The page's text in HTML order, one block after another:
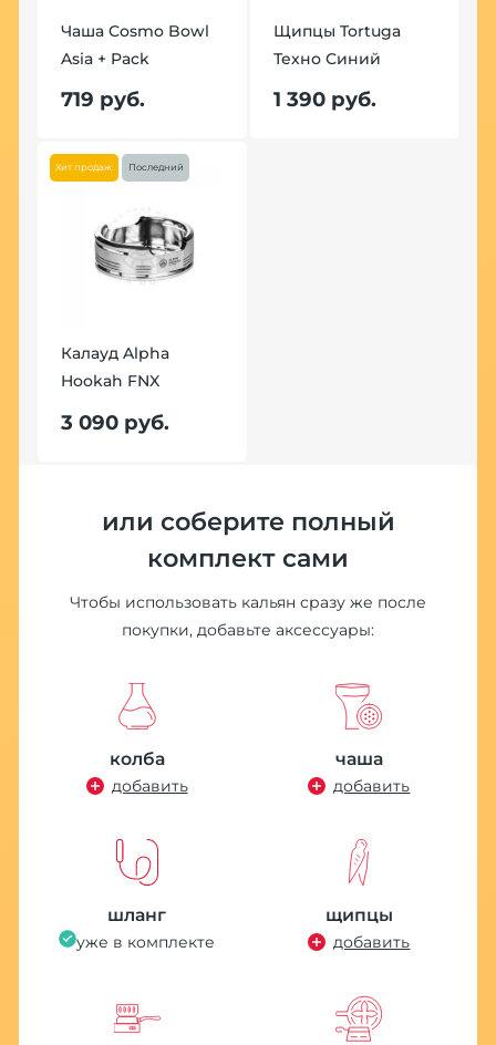
Чаша Cosmo Bowl
Asia + Pack
719 руб.
Щипцы Tortuga
Техно Синий
1 390 руб.
Хит продаж Последний
Калауд Alpha
Hookah FNX
3 090 руб.
или соберите полный
комплект сами
Чтобы использовать кальян сразу же после
покупки, добавьте аксессуары:
колба
добавить
чаша
добавить
шланг
уже в комплекте
щипцы
добавить